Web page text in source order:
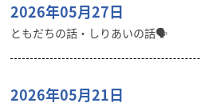
2026年05月27日
ともだちの話・しりあいの話🗣️
2026年05月21日